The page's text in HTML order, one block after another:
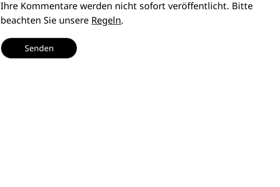
Ihre Kommentare werden nicht sofort veröffentlicht. Bitte
beachten Sie unsere Regeln.
Senden